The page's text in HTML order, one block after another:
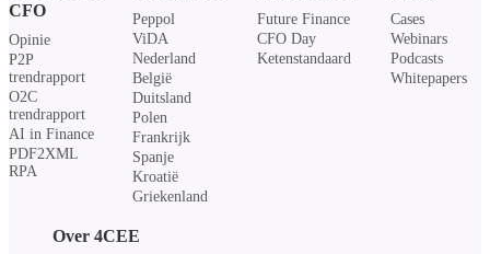
CFO
Opinie
P2P
trendrapport
O2C
trendrapport
AI in Finance
PDF2XML
RPA
Peppol
ViDA
Nederland
België
Duitsland
Polen
Frankrijk
Spanje
Kroatië
Griekenland
Future Finance
CFO Day
Ketenstandaard
Cases
Webinars
Podcasts
Whitepapers
Over 4CEE